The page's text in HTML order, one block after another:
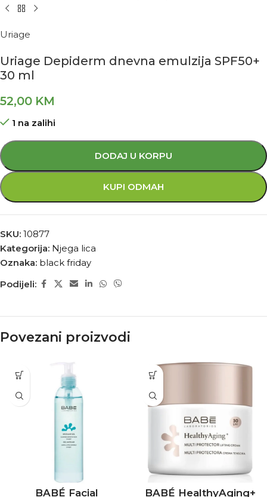
Uriage
Uriage Depiderm dnevna emulzija SPF50+
30 ml
52,00 KM
1 na zalihi
DODAJ U KORPU
KUPI ODMAH
SKU: 10877
Kategorija: Njega lica
Oznaka: black friday
Podijeli:
Povezani proizvodi
BABÉ Facial
BABÉ HealthyAging+